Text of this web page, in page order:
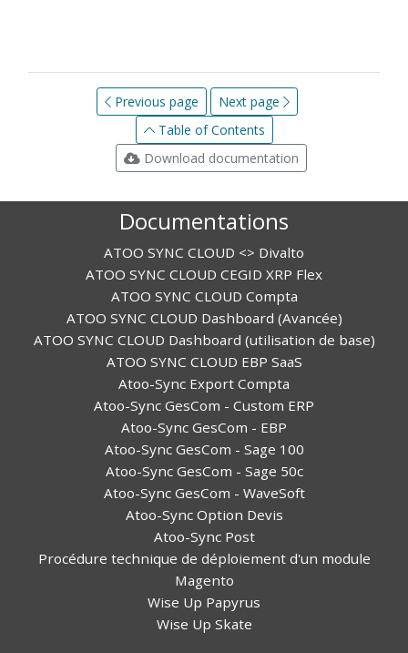
Previous page
Next page
Table of Contents
Download documentation
Documentations
ATOO SYNC CLOUD <> Divalto
ATOO SYNC CLOUD CEGID XRP Flex
ATOO SYNC CLOUD Compta
ATOO SYNC CLOUD Dashboard (Avancée)
ATOO SYNC CLOUD Dashboard (utilisation de base)
ATOO SYNC CLOUD EBP SaaS
Atoo-Sync Export Compta
Atoo-Sync GesCom - Custom ERP
Atoo-Sync GesCom - EBP
Atoo-Sync GesCom - Sage 100
Atoo-Sync GesCom - Sage 50c
Atoo-Sync GesCom - WaveSoft
Atoo-Sync Option Devis
Atoo-Sync Post
Procédure technique de déploiement d'un module
Magento
Wise Up Papyrus
Wise Up Skate